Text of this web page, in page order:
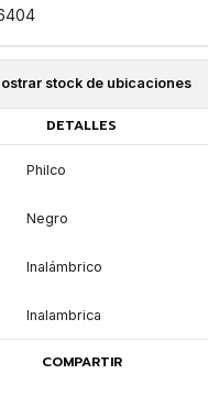
stock de ubicaciones
DETALLES
Philco
Negro
Inalámbrico
Inalambrica
COMPARTIR